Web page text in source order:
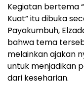
Kegiatan bertema
Kuat” itu dibuka
Payakumbuh,
bahwa tema
melainkan ajakan
untuk menjadikan
dari keseharian.